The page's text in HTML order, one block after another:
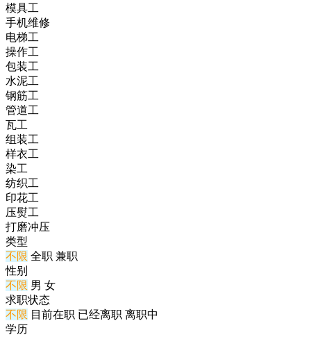
模具工
手机维修
电梯工
操作工
包装工
水泥工
钢筋工
管道工
瓦工
组装工
样衣工
染工
纺织工
印花工
压熨工
打磨冲压
类型
不限 全职 兼职
性别
不限 男 女
求职状态
不限 目前在职 已经离职 离职中
学历